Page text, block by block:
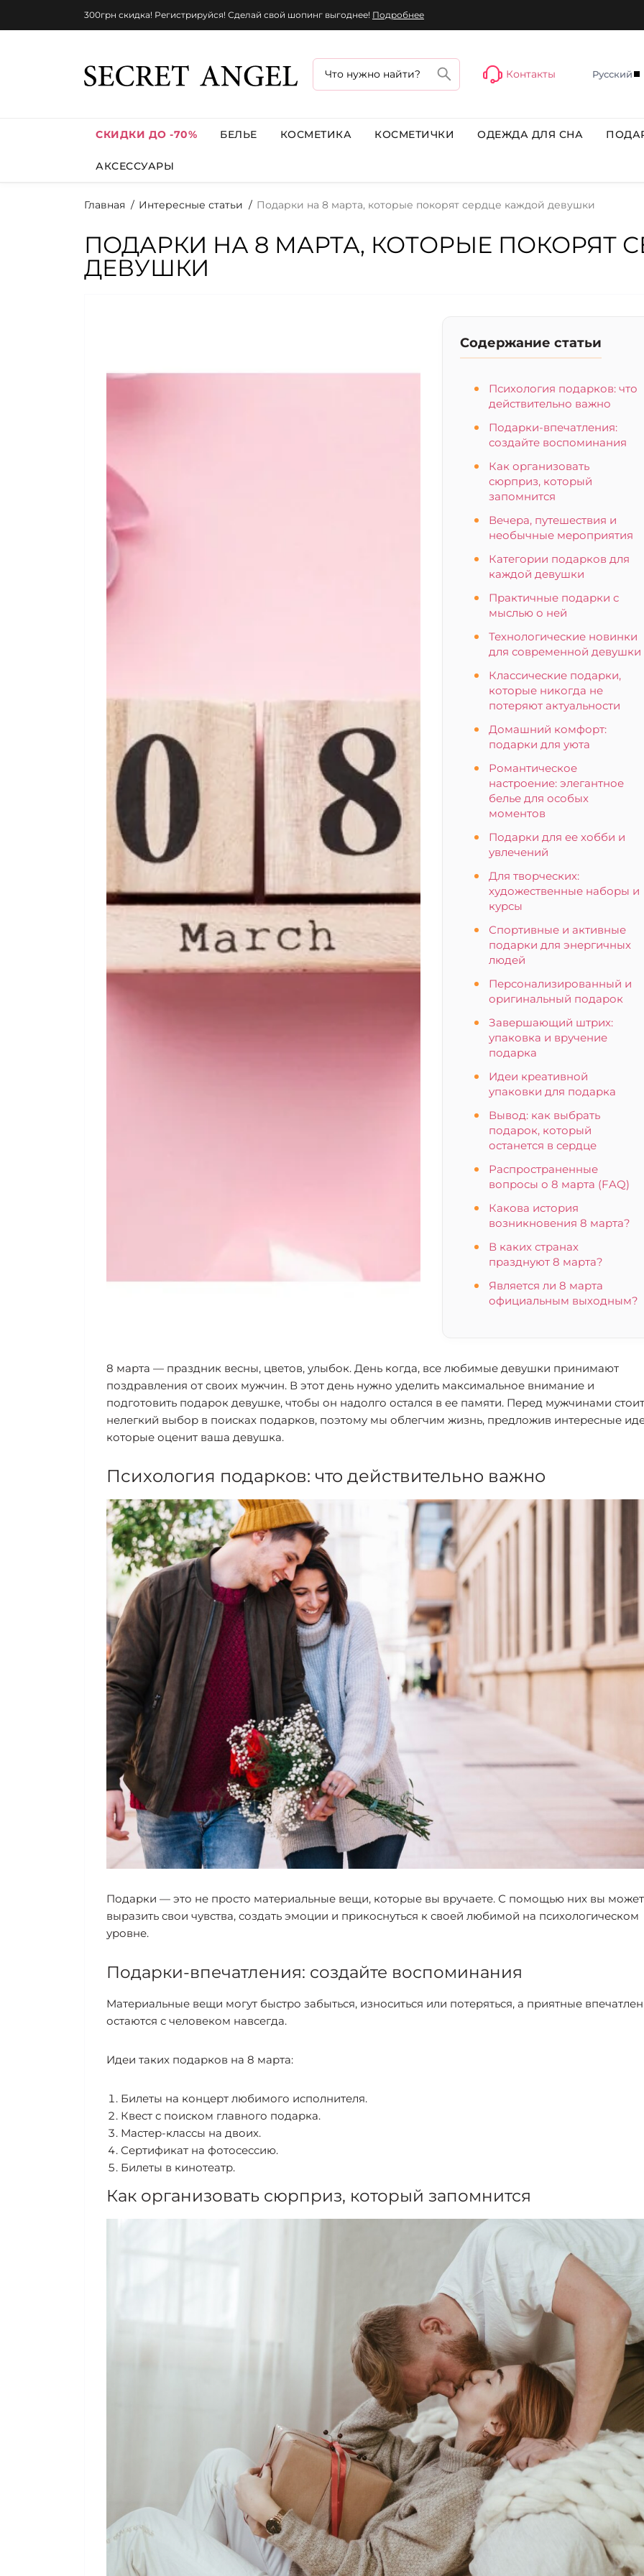
300грн скидка! Регистрируйся! Сделай свой шопинг выгоднее! Подробнее
Контакты Русский
СКИДКИ ДО -70% БЕЛЬЕ КОСМЕТИКА КОСМЕТИЧКИ ОДЕЖДА ДЛЯ СНА
АКСЕССУАРЫ
Главная Интересные статьи Подарки на 8 марта, которые покорят сердце каждой девушки
ПОДАРКИ НА 8 МАРТА, КОТОРЫЕ ПОКОРЯТ
ДЕВУШКИ
Содержание статьи
Психология подарков: что
действительно важно
Подарки-впечатления:
создайте воспоминания
Как организовать
сюрприз, который
запомнится
Вечера, путешествия и
необычные мероприятия
Категории подарков для
каждой девушки
Практичные подарки с
мыслью о ней
Технологические новинки
для современной девушки
Классические подарки,
которые никогда не
потеряют актуальности
Домашний комфорт:
подарки для уюта
Романтическое
настроение: элегантное
белье для особых
моментов
Подарки для ее хобби и
увлечений
Для творческих:
художественные наборы и
курсы
Спортивные и активные
подарки для энергичных
людей
Персонализированный и
оригинальный подарок
Завершающий штрих:
упаковка и вручение
подарка
Идеи креативной
упаковки для подарка
Вывод: как выбрать
подарок, который
останется в сердце
Распространенные
вопросы о 8 марта (FAQ)
Какова история
возникновения 8 марта?
В каких странах
празднуют 8 марта?
Является ли 8 марта
официальным выходным?
8 марта — праздник весны, цветов, улыбок. День когда, все любимые девушки принимают
поздравления от своих мужчин. В этот день нужно уделить максимальное внимание и
подготовить подарок девушке, чтобы он надолго остался в ее памяти. Перед мужчинами стоит
нелегкий выбор в поисках подарков, поэтому мы облегчим жизнь, предложив интересные
которые оценит ваша девушка.
Психология подарков: что действительно важно
Подарки — это не просто материальные вещи, которые вы вручаете. С помощью них вы
выразить свои чувства, создать эмоции и прикоснуться к своей любимой на психологическом
уровне.
Подарки-впечатления: создайте воспоминания
Материальные вещи могут быстро забыться, износиться или потеряться, а приятные
остаются с человеком навсегда.
Идеи таких подарков на 8 марта:
Билеты на концерт любимого исполнителя.
Квест с поиском главного подарка.
Мастер-классы на двоих.
Сертификат на фотосессию.
Билеты в кинотеатр.
Как организовать сюрприз, который запомнится